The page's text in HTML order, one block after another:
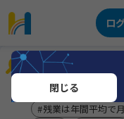
ロ
企業を探す
★事務職積極採用
残業は年間平均で
閉じる